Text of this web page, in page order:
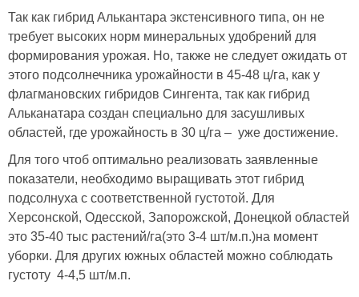
Так как гибрид Алькантара экстенсивного типа, он не
требует высоких норм минеральных удобрений для
формирования урожая. Но, также не следует ожидать от
этого подсолнечника урожайности в 45-48 ц/га, как у
флагмановских гибридов Сингента, так как гибрид
Альканатара создан специально для засушливых
областей, где урожайность в 30 ц/га – уже достижение.
Для того чтоб оптимально реализовать заявленные
показатели, необходимо выращивать этот гибрид
подсолнуха с соответственной густотой. Для
Херсонской, Одесской, Запорожской, Донецкой областей
это 35-40 тыс растений/га(это 3-4 шт/м.п.)на момент
уборки. Для других южных областей можно соблюдать
густоту 4-4,5 шт/м.п.